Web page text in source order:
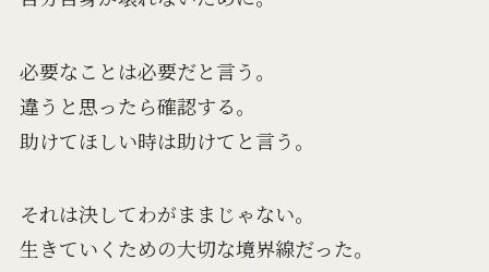
必要なことは必要だと言う。
違うと思ったら確認する。
助けてほしい時は助けてと言う。
それは決してわがままじゃない。
生きていくための大切な境界線だった。